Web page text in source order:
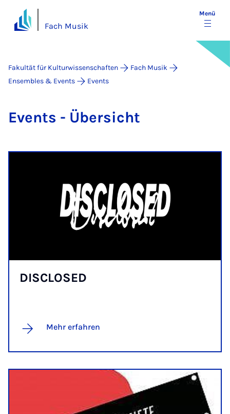
Fach Musik
Menü
Fakultät für Kulturwissenschaften
Fach Musik
Ensembles & Events
Events
Events - Über­sicht
DISCLO­SED
Mehr erfahren